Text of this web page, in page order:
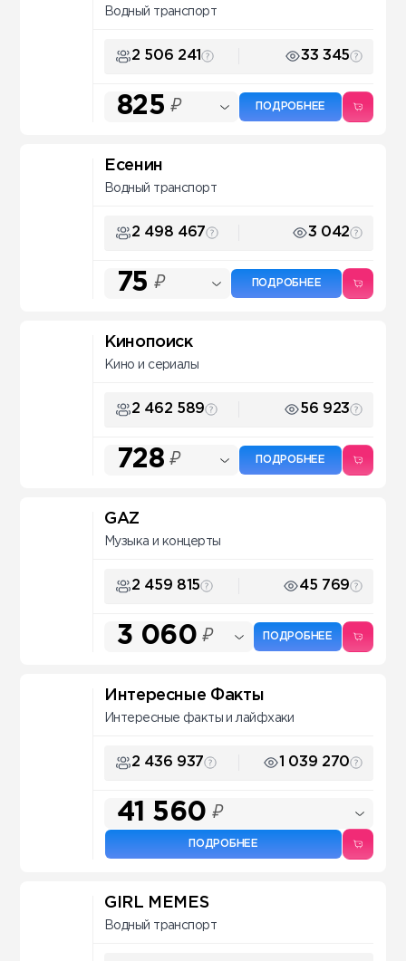
Водный транспорт
2 506 241 33 345
825 ₽ ПОДРОБНЕЕ
Есенин
Водный транспорт
2 498 467 3 042
75 ₽ ПОДРОБНЕЕ
Кинопоиск
Кино и сериалы
2 462 589 56 923
728 ₽ ПОДРОБНЕЕ
GAZ
Музыка и концерты
2 459 815 45 769
3 060 ₽ ПОДРОБНЕЕ
Интересные Факты
Интересные факты и лайфхаки
2 436 937 1 039 270
41 560 ₽
ПОДРОБНЕЕ
GIRL MEMES
Водный транспорт